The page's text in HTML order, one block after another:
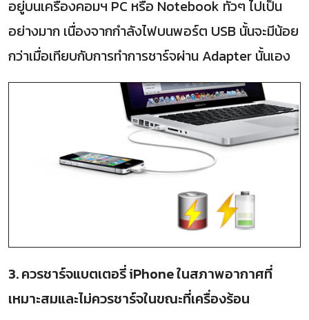
อยู่บนเครื่องคอมฯ PC หรือ Notebook ทั่วๆ ไปเป็น
อย่างมาก เนื่องจากกำลังไฟบนพอร์ต USB นั้นจะมีน้อย
กว่าเมื่อเทียบกับการทำการชาร์จผ่าน Adapter นั้นเอง
3. ควรชาร์จแบตเตอรี่ iPhone ในสภาพอากาศที่
เหมาะสมและไม่ควรชาร์จในขณะที่เครื่องร้อน